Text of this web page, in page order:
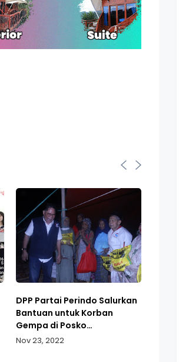
DPP Partai Perindo Salurkan
Bantuan untuk Korban
Gempa di Posko
Pengungsian Kampung
Nov 23, 2022